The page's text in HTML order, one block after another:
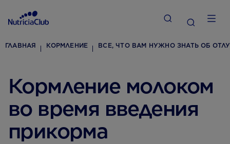
ГЛАВНАЯ КОРМЛЕНИЕ ВСЕ, ЧТО ВАМ НУЖНО ЗНАТЬ ОБ
Кормление молоком
во время введения
прикорма